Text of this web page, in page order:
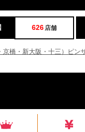
626 店舗
京橋・新大阪・十三）ピン